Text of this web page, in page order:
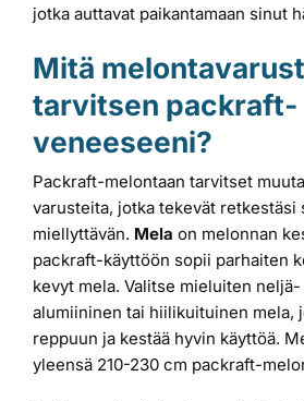
jotka auttavat paikantamaan sinut
Mitä
tarvitsen packraft-
veneeseeni?
Packraft-melontaan tarvitset
varusteita, jotka tekevät retkestäsi
miellyttävän. Mela on melonnan
packraft-käyttöön sopii parhaiten
kevyt mela. Valitse mieluiten
alumiininen tai hiilikuituinen mela,
reppuun ja kestää hyvin käyttöä.
yleensä 210-230 cm packraft-